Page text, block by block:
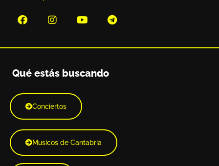
Qué estás buscando
Conciertos
Musicos de Cantabria